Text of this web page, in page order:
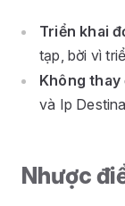
Triển khai
tạp, bời vì
Không thay
và Ip
Nhược